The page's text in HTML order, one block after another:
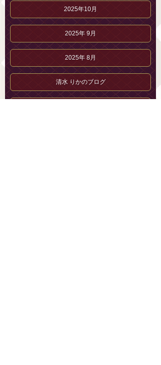
2025年10月
2025年 9月
2025年 8月
清水 りかのブログ